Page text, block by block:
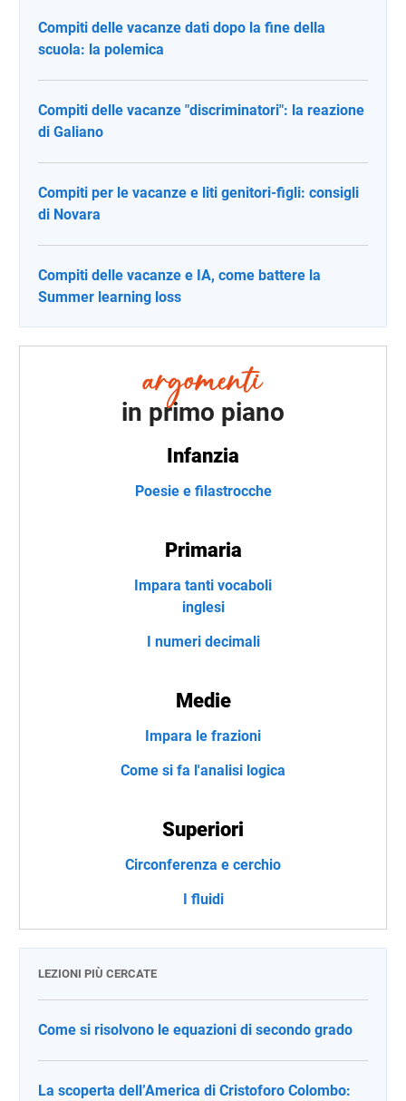
Compiti delle vacanze dati dopo la fine della
scuola: la polemica
Compiti delle vacanze "discriminatori": la reazione
di Galiano
Compiti per le vacanze e liti genitori-figli: consigli
di Novara
Compiti delle vacanze e IA, come battere la
Summer learning loss
in primo piano
Infanzia
Poesie e filastrocche
Primaria
Impara tanti vocaboli
inglesi
I numeri decimali
Medie
Impara le frazioni
Come si fa l'analisi logica
Superiori
Circonferenza e cerchio
I fluidi
LEZIONI PIÙ CERCATE
Come si risolvono le equazioni di secondo grado
La scoperta dell’America di Cristoforo Colombo: